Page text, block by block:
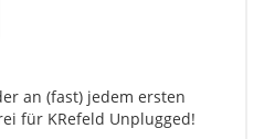
an (fast) jedem ersten
für KRefeld Unplugged!